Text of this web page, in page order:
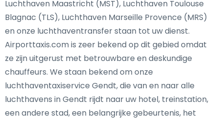
Luchthaven Maastricht (MST), Luchthaven Toulouse
Blagnac (TLS), Luchthaven Marseille Provence (MRS)
en onze luchthaventransfer staan tot uw dienst.
Airporttaxis.com is zeer bekend op dit gebied omdat
ze zijn uitgerust met betrouwbare en deskundige
chauffeurs. We staan bekend om onze
luchthaventaxiservice Gendt, die van en naar alle
luchthavens in Gendt rijdt naar uw hotel, treinstation,
een andere stad, een belangrijke gebeurtenis, het